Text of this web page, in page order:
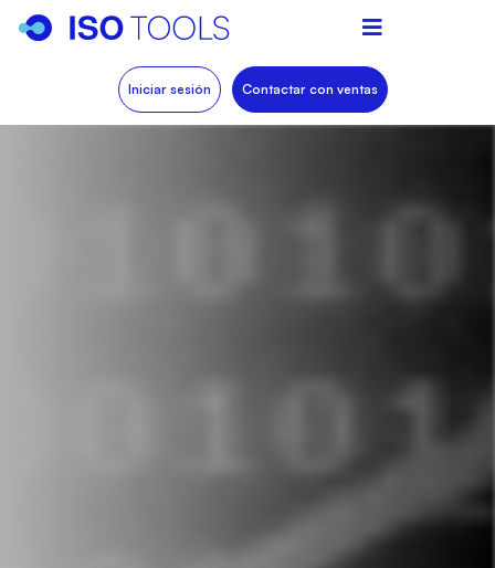
Iniciar sesión Contactar con ventas